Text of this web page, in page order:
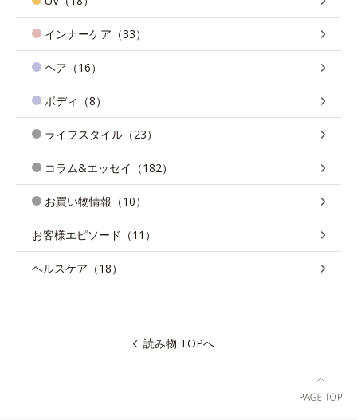
インナーケア（33）
ヘア（16）
ボディ（8）
ライフスタイル（23）
コラム&エッセイ（182）
お買い物情報（10）
お客様エピソード（11）
ヘルスケア（18）
読み物 TOPへ